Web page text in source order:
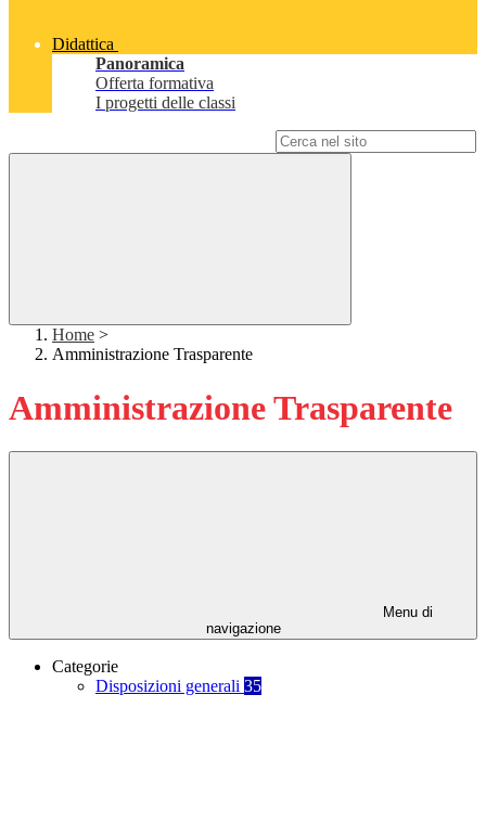
Didattica
Panoramica
Offerta formativa
I progetti delle classi
Home >
Amministrazione Trasparente
Amministrazione Trasparente
Menu di
navigazione
Categorie
Disposizioni generali 35